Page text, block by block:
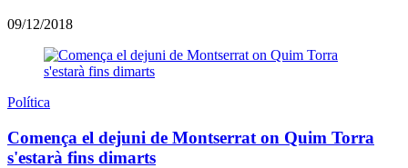
09/12/2018
Política
Comença el dejuni de Montserrat on Quim Torra
s'estarà fins dimarts